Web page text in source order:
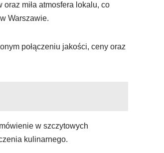
miła atmosfera lokalu, co
Warszawie.
połączeniu jakości, ceny oraz
w szczytowych
kulinarnego.